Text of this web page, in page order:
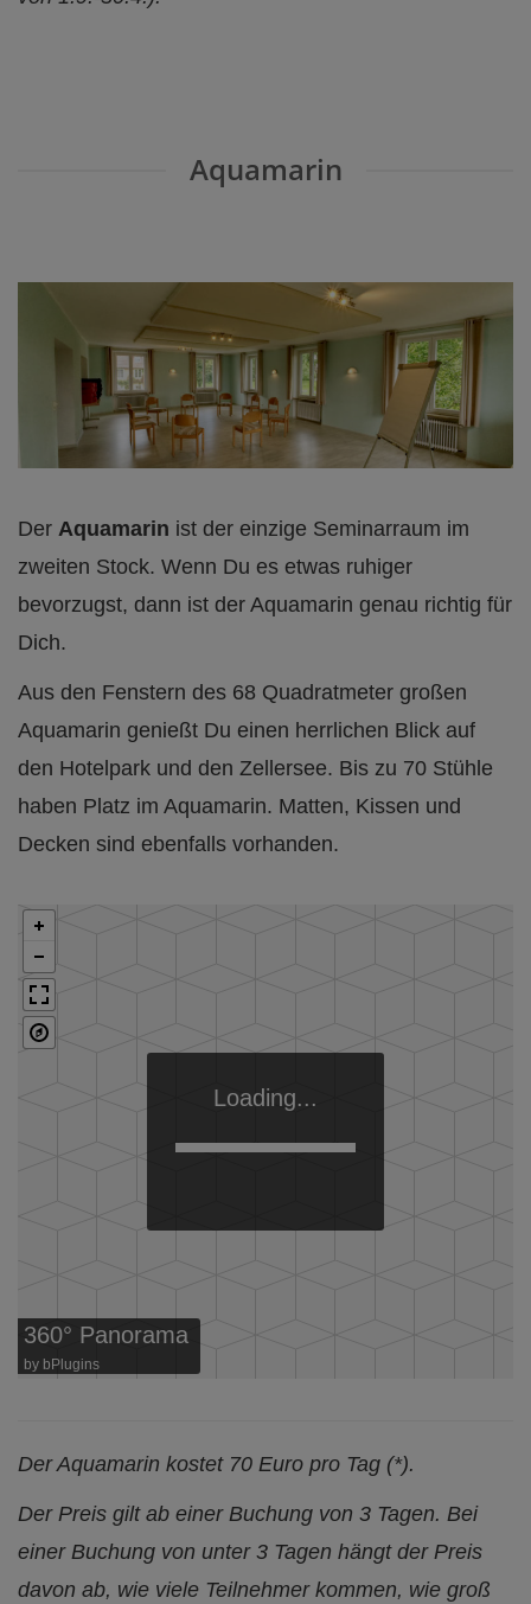
Aquamarin
Der Aquamarin ist der einzige Seminarraum im
zweiten Stock. Wenn Du es etwas ruhiger
bevorzugst, dann ist der Aquamarin genau richtig für
Dich.
Aus den Fenstern des 68 Quadratmeter großen
Aquamarin genießt Du einen herrlichen Blick auf
den Hotelpark und den Zellersee. Bis zu 70 Stühle
haben Platz im Aquamarin. Matten, Kissen und
Decken sind ebenfalls vorhanden.
360° Panorama
by bPlugins
Loading...
Der Aquamarin kostet 70 Euro pro Tag (*).
Der Preis gilt ab einer Buchung von 3 Tagen. Bei
einer Buchung von unter 3 Tagen hängt der Preis
davon ab, wie viele Teilnehmer kommen, wie groß